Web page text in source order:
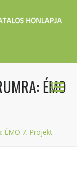
ÉMO
ÉMO 7. Projekt